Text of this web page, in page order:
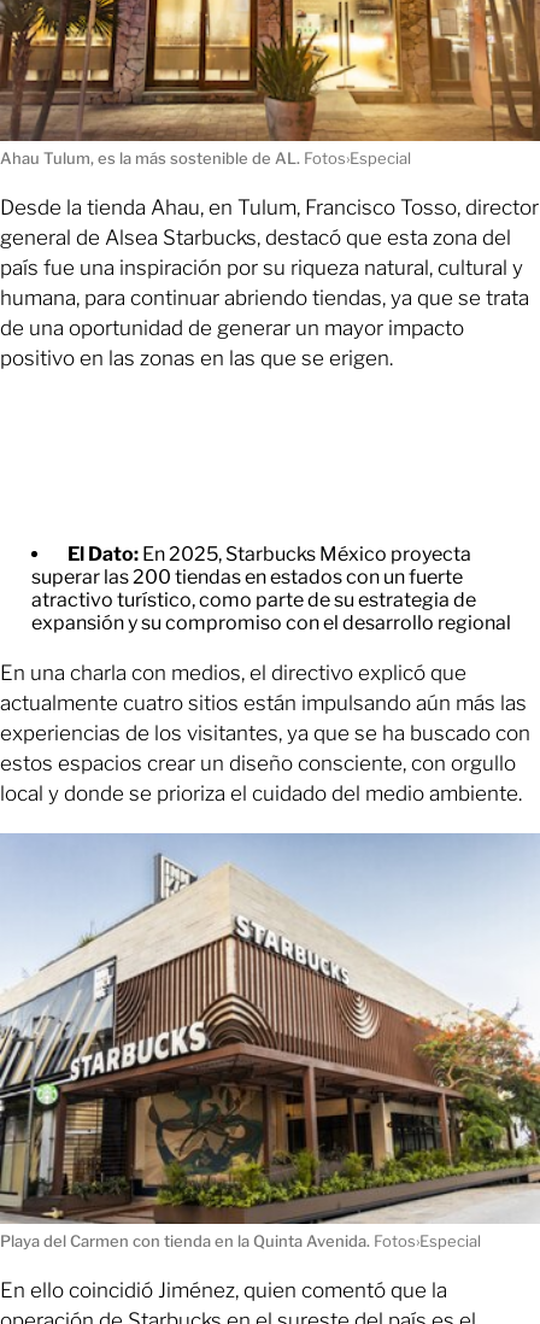
Ahau Tulum, es la más sostenible de AL. Fotos›Especial
Desde la tienda Ahau, en Tulum, Francisco Tosso, director
general de Alsea Starbucks, destacó que esta zona del
país fue una inspiración por su riqueza natural, cultural y
humana, para continuar abriendo tiendas, ya que se trata
de una oportunidad de generar un mayor impacto
positivo en las zonas en las que se erigen.
El Dato: En 2025, Starbucks México proyecta
superar las 200 tiendas en estados con un fuerte
atractivo turístico, como parte de su estrategia de
expansión y su compromiso con el desarrollo regional
En una charla con medios, el directivo explicó que
actualmente cuatro sitios están impulsando aún más las
experiencias de los visitantes, ya que se ha buscado con
estos espacios crear un diseño consciente, con orgullo
local y donde se prioriza el cuidado del medio ambiente.
Playa del Carmen con tienda en la Quinta Avenida. Fotos›Especial
En ello coincidió Jiménez, quien comentó que la